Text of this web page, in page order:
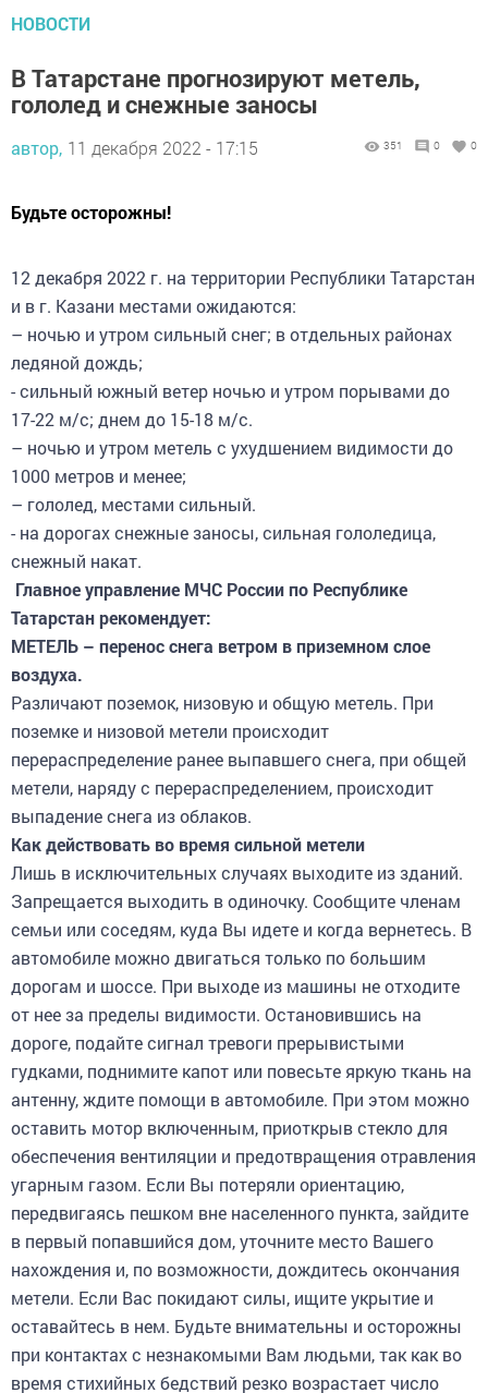
НОВОСТИ
В Татарстане прогнозируют метель,
гололед и снежные заносы
автор, 11 декабря 2022 - 17:15 351 0 0
Будьте осторожны!
12 декабря 2022 г. на территории Республики Татарстан
и в г. Казани местами ожидаются:
– ночью и утром сильный снег; в отдельных районах
ледяной дождь;
- сильный южный ветер ночью и утром порывами до
17-22 м/с; днем до 15-18 м/с.
– ночью и утром метель с ухудшением видимости до
1000 метров и менее;
– гололед, местами сильный.
- на дорогах снежные заносы, сильная гололедица,
снежный накат.
Главное управление МЧС России по Республике
Татарстан рекомендует:
МЕТЕЛЬ – перенос снега ветром в приземном слое
воздуха.
Различают поземок, низовую и общую метель. При
поземке и низовой метели происходит
перераспределение ранее выпавшего снега, при общей
метели, наряду с перераспределением, происходит
выпадение снега из облаков.
Как действовать во время сильной метели
Лишь в исключительных случаях выходите из зданий.
Запрещается выходить в одиночку. Сообщите членам
семьи или соседям, куда Вы идете и когда вернетесь. В
автомобиле можно двигаться только по большим
дорогам и шоссе. При выходе из машины не отходите
от нее за пределы видимости. Остановившись на
дороге, подайте сигнал тревоги прерывистыми
гудками, поднимите капот или повесьте яркую ткань на
антенну, ждите помощи в автомобиле. При этом можно
оставить мотор включенным, приоткрыв стекло для
обеспечения вентиляции и предотвращения отравления
угарным газом. Если Вы потеряли ориентацию,
передвигаясь пешком вне населенного пункта, зайдите
в первый попавшийся дом, уточните место Вашего
нахождения и, по возможности, дождитесь окончания
метели. Если Вас покидают силы, ищите укрытие и
оставайтесь в нем. Будьте внимательны и осторожны
при контактах с незнакомыми Вам людьми, так как во
время стихийных бедствий резко возрастает число